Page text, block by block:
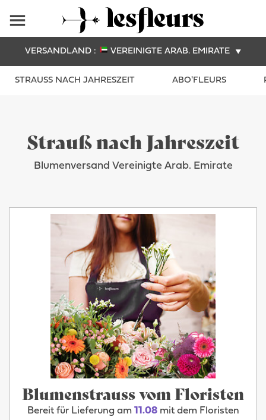
VERSANDLAND : VEREINIGTE ARAB. EMIRATE
STRAUSS NACH JAHRESZEIT ABO'FLEURS
Strauß nach Jahreszeit
Blumenversand Vereinigte Arab. Emirate
Blumenstrauss vom Floristen
Bereit für Lieferung am 11.08mit dem Floristen